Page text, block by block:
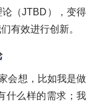
（JTBD），变得
有效进行创新。
会想，比如我是做
什么样的需求；我